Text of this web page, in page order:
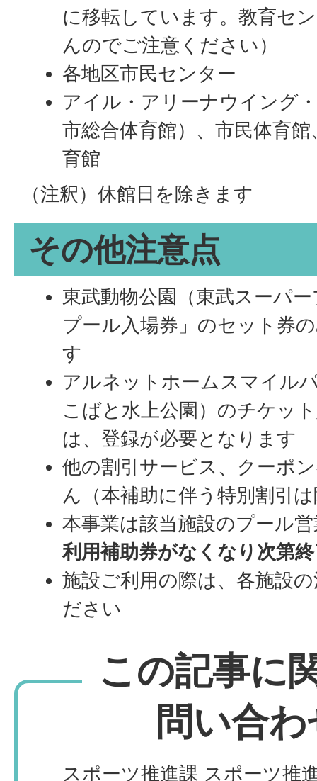
に移転しています。教育セ
んのでご注意ください）
各地区市民センター
アイル・アリーナウイング
市総合体育館）、市民体育
育館
（注釈）休館日を除きます
その他注意点
東武動物公園（東武スーパ
プール入場券」のセット券
す
アルネットホームスマイル
こばと水上公園）のチケッ
は、登録が必要となります
他の割引サービス、クーポ
ん（本補助に伴う特別割引
本事業は該当施設のプール
利用補助券がなくなり次第
施設ご利用の際は、各施設
ださい
この記事に
問い合
スポーツ推進課 スポーツ推